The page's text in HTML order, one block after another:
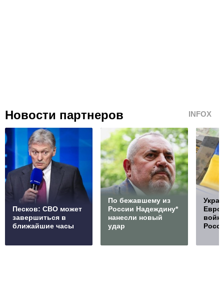
Новости партнеров INFOX
Песков: СВО может
завершиться в
ближайшие часы
По бежавшему из
России Надеждину*
нанесли новый
удар